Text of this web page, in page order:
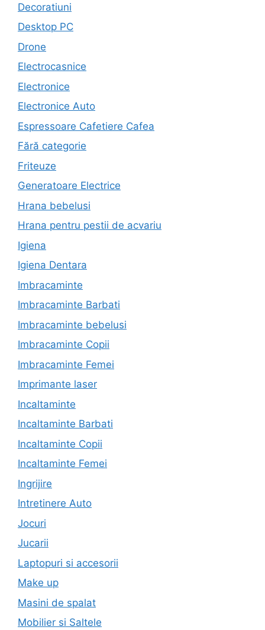
Decoratiuni
Desktop PC
Drone
Electrocasnice
Electronice
Electronice Auto
Espressoare Cafetiere Cafea
Fără categorie
Friteuze
Generatoare Electrice
Hrana bebelusi
Hrana pentru pestii de acvariu
Igiena
Igiena Dentara
Imbracaminte
Imbracaminte Barbati
Imbracaminte bebelusi
Imbracaminte Copii
Imbracaminte Femei
Imprimante laser
Incaltaminte
Incaltaminte Barbati
Incaltaminte Copii
Incaltaminte Femei
Ingrijire
Intretinere Auto
Jocuri
Jucarii
Laptopuri si accesorii
Make up
Masini de spalat
Mobilier si Saltele